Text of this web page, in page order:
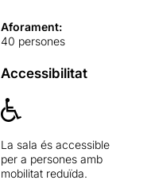
Aforament:
40 persones
Accessibilitat
La sala és accessible
per a persones amb
mobilitat reduïda.